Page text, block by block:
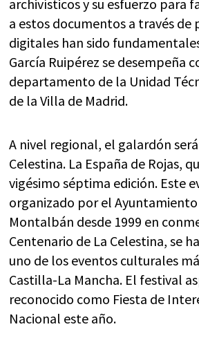
archivísticos y su esfuerzo para
a estos documentos a través
digitales han sido
García Ruipérez se desempeña
departamento de la Unidad
de la Villa de Madrid.
A nivel regional, el galardón
Celestina. La España de Rojas,
vigésimo séptima edición. Este
organizado por el
Montalbán desde 1999 en
Centenario de La Celestina, se
uno de los eventos culturales
Castilla-La Mancha. El festival
reconocido como Fiesta de
Nacional este año.